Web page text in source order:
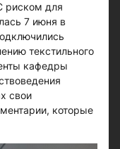
риском для
7 июня в
текстильного
кафедры
свои
которые